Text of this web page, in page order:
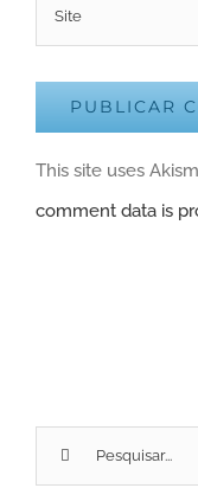
This site uses
comment data is
Pesquisar
por: